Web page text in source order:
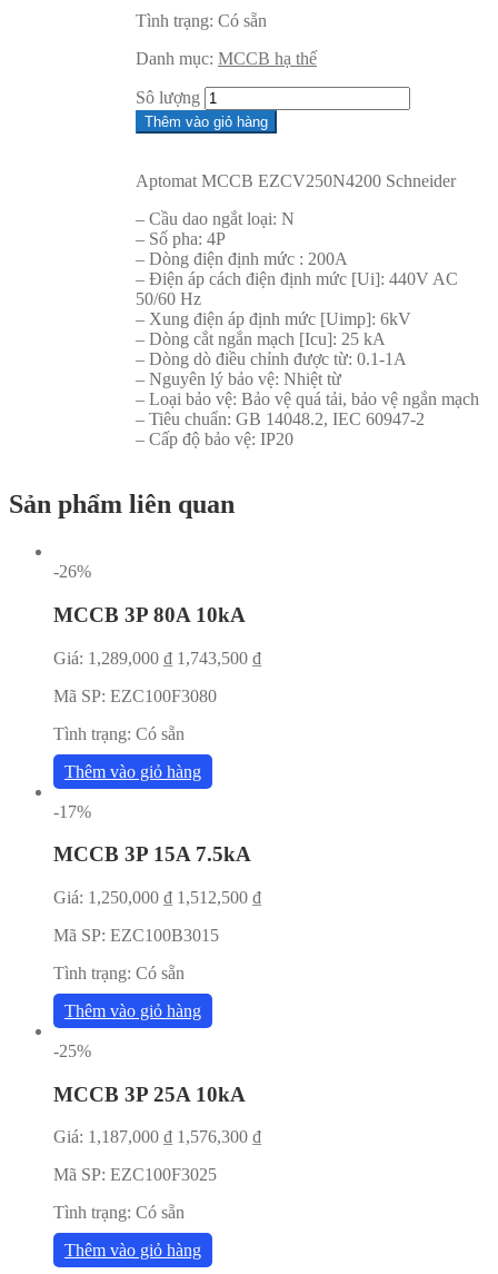
Tình trạng: Có sẵn
Danh mục: MCCB hạ thế
Sô lượng
Thêm vào giỏ hàng
Aptomat MCCB EZCV250N4200 Schneider
– Cầu dao ngắt loại: N
– Số pha: 4P
– Dòng điện định mức : 200A
– Điện áp cách điện định mức [Ui]: 440V AC
50/60 Hz
– Xung điện áp định mức [Uimp]: 6kV
– Dòng cắt ngắn mạch [Icu]: 25 kA
– Dòng dò điều chỉnh được từ: 0.1-1A
– Nguyên lý bảo vệ: Nhiệt từ
– Loại bảo vệ: Bảo vệ quá tải, bảo vệ ngắn mạch
– Tiêu chuẩn: GB 14048.2, IEC 60947-2
– Cấp độ bảo vệ: IP20
Sản phẩm liên quan
-26%
MCCB 3P 80A 10kA
Giá: 1,289,000 ₫ 1,743,500 ₫
Mã SP: EZC100F3080
Tình trạng: Có sẵn
Thêm vào giỏ hàng
-17%
MCCB 3P 15A 7.5kA
Giá: 1,250,000 ₫ 1,512,500 ₫
Mã SP: EZC100B3015
Tình trạng: Có sẵn
Thêm vào giỏ hàng
-25%
MCCB 3P 25A 10kA
Giá: 1,187,000 ₫ 1,576,300 ₫
Mã SP: EZC100F3025
Tình trạng: Có sẵn
Thêm vào giỏ hàng